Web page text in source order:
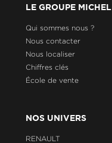
LE GROUPE MICHEL
Qui sommes nous ?
Nous contacter
Nous localiser
Chiffres clés
École de vente
NOS UNIVERS
RENAULT